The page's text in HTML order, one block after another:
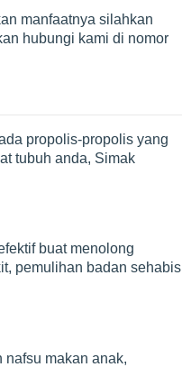
manfaatnya silahkan
hubungi kami di nomor
propolis-propolis yang
tubuh anda, Simak
buat menolong
pemulihan badan sehabis
nafsu makan anak,